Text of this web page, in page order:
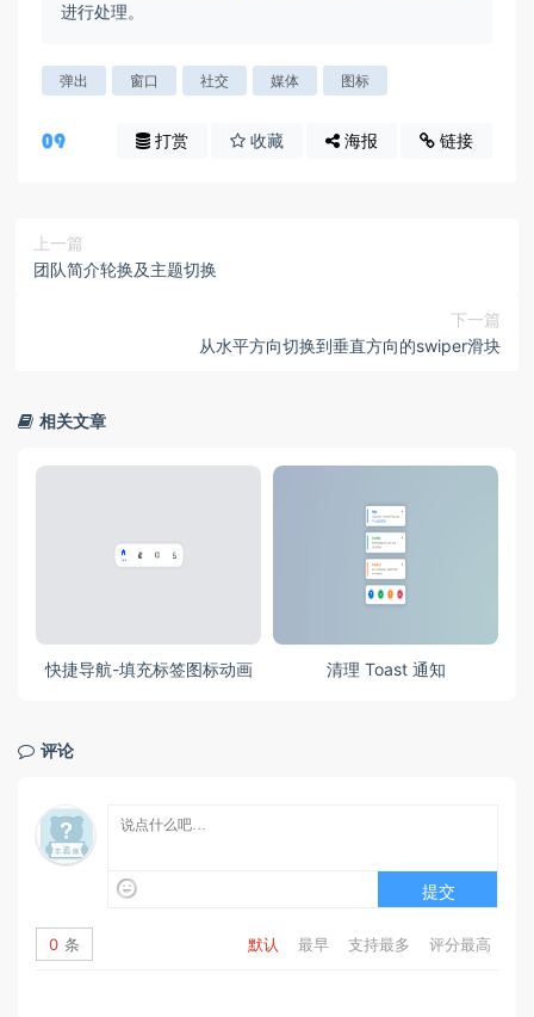
进行处理。
弹出 窗口 社交 媒体 图标
打赏 收藏 海报 链接
上一篇
团队简介轮换及主题切换
下一篇
从水平方向切换到垂直方向的swiper滑块
相关文章
快捷导航-填充标签图标动画 清理 Toast 通知
评论
提交
默认 最早 支持最多 评分最高
0 条